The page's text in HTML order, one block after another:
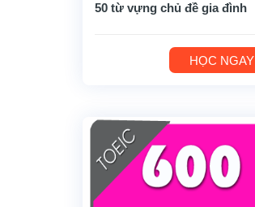
50 từ vựng chủ đề gia đình
HỌC NGAY